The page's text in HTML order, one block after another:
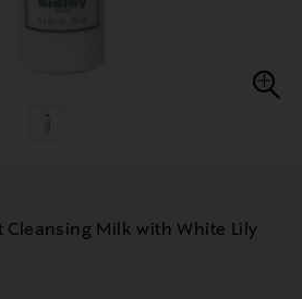
Cleansing Milk with White Lily